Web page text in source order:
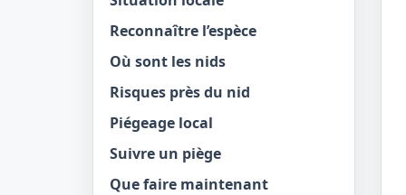
Reconnaître l’espèce
Où sont les nids
Risques près du nid
Piégeage local
Suivre un piège
Que faire maintenant